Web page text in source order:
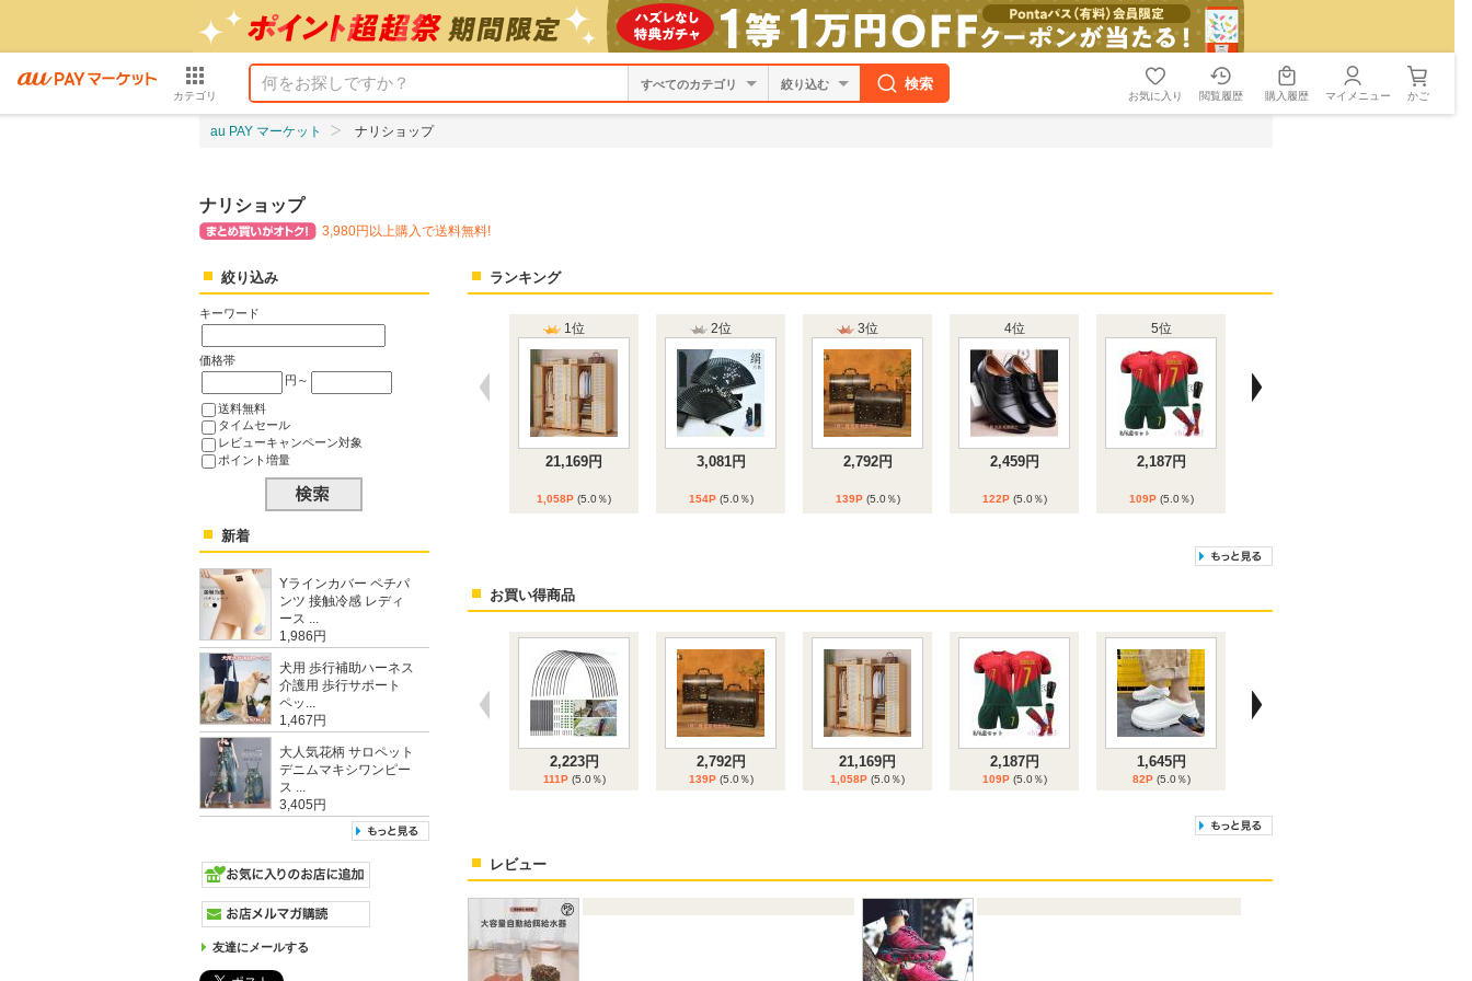
カテゴリ
絞り込む 検索
お気に入り 閲覧履歴 購入履歴 マイメニュー かご
au PAY マーケット ナリショップ
ナリショップ
3,980円以上購入で送料無料!
ランキング
1位
21,169円
1,058P (5.0％)
2位
3,081円
154P (5.0％)
3位
2,792円
139P (5.0％)
4位
2,459円
122P (5.0％)
5位
2,187円
109P (5.0％)
2,342円
117P (5.0％) 111P(5.0％)
1,645円
82P(5.0％)
2,207円
110P(5.0％)
43,531円
2,176P(5.0％)
お買い得商品
2,223円
111P (5.0％)
2,792円
139P (5.0％)
21,169円
1,058P (5.0％)
2,187円
109P (5.0％)
1,645円
82P (5.0％)
2,207円
110P
3,081円
154P(5.0％)
レビュー
絞り込み
キーワード
価格帯
円～
送料無料
タイムセール
レビューキャンペーン対象
ポイント増量
新着
Yラインカバー ペチパ
ンツ 接触冷感 レディ
ース ...
1,986円
犬用 歩行補助ハーネス
介護用 歩行サポート
ペッ...
1,467円
大人気花柄 サロペット
デニムマキシワンピー
ス ...
3,405円
友達にメールする